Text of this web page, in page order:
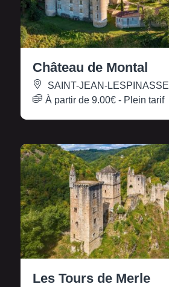
Château de Montal
SAINT-JEAN-LESPINASSE
À partir de 9.00€ - Plein tarif
Les Tours de Merle